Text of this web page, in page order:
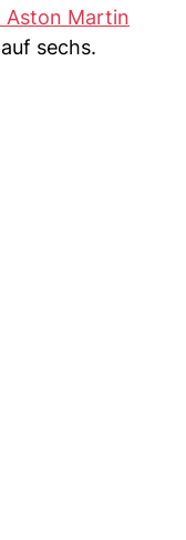
Aston Martin
sechs.